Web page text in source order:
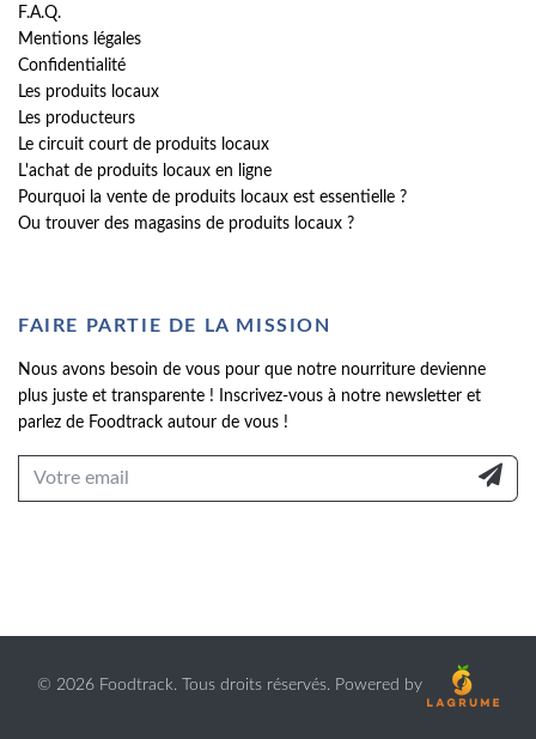
F.A.Q.
Mentions légales
Confidentialité
Les produits locaux
Les producteurs
Le circuit court de produits locaux
L'achat de produits locaux en ligne
Pourquoi la vente de produits locaux est essentielle ?
Ou trouver des magasins de produits locaux ?
FAIRE PARTIE DE LA MISSION
Nous avons besoin de vous pour que notre nourriture devienne
plus juste et transparente ! Inscrivez-vous à notre newsletter et
parlez de Foodtrack autour de vous !
© 2026 Foodtrack. Tous droits réservés. Powered by